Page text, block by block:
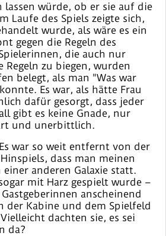
lassen würde, ob er sie auf die
Laufe des Spiels zeigte sich,
wurde, als wäre es ein
gegen die Regeln des
die auch nur
Regeln zu biegen, wurden
belegt, als man "Was war
Es war, als hätte Frau
dafür gesorgt, dass jeder
gibt es keine Gnade, nur
und unerbittlich.
war so weit entfernt von der
dass man meinen
anderen Galaxie statt.
mit Harz gespielt wurde –
anscheinend
der Kabine und dem Spielfeld
dachten sie, es sei
da?